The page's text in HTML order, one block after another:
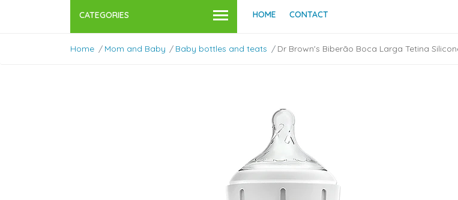
CATEGORIES HOME CONTACT
Home Mom and Baby Baby bottles and teats Dr Brown's Biberão Boca Larga Tetina